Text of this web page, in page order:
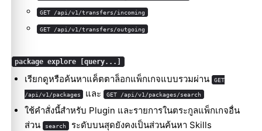
GET /api/v1/transfers/incoming
GET /api/v1/transfers/outgoing
package explore [query...]
เรียกดูหรือค้นหาแค็ตตาล็อกแพ็กเกจแบบรวมผ่าน GET
/api/v1/packages และ GET /api/v1/packages/search
ใช้คำสั่งนี้สำหรับ Plugin และรายการในตระกูลแพ็กเกจอื่น
ส่วน
search
ระดับบนสุดยังคงเป็นส่วนค้นหา Skills